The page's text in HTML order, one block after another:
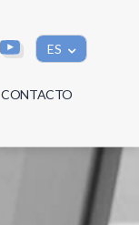
ES
CONTACTO